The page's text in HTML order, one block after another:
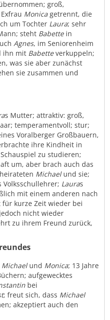
groß,
Monica getrennt, die
um Tochter Laura; sehr
steht Babettein
Agnes, im Seniorenheim
ihn mit Babetteverkuppeln;
was sie aber zunächst
sie zusammen und
s Mutter; attraktiv: groß,
temperamentvoll; stur;
Voralberger Großbauern,
ihre Kindheit in
zu studieren;
um, aber brach auch das
Michaelund sie;
Volksschullehrer; Lauras
mit einem anderen nach
kurze Zeit wieder bei
nicht wieder
zu ihrem Freund zurück,
Michaelund Monica; 13 Jahre
aufgewecktes
bei
; freut sich, dass Michael
akzeptiert auch den